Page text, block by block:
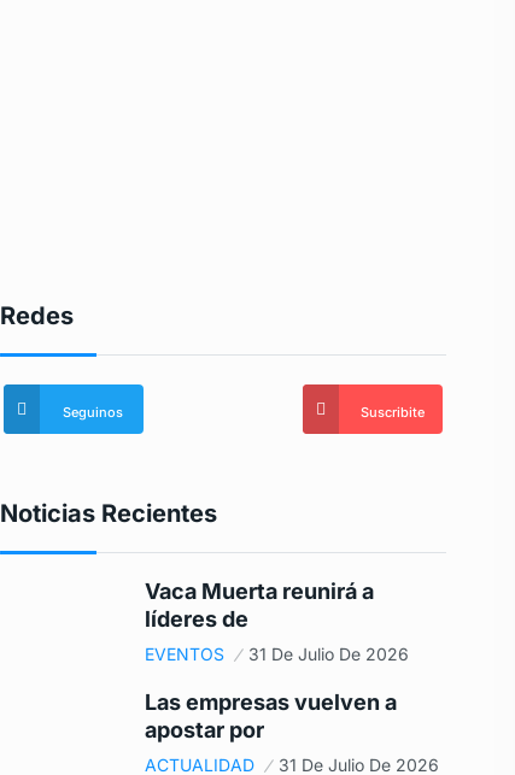
Redes
Seguinos Suscribite
Noticias Recientes
Vaca Muerta reunirá a
líderes de
EVENTOS 31 De Julio De 2026
Las empresas vuelven a
apostar por
ACTUALIDAD 31 De Julio De 2026